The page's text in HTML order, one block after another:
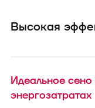
Высокая
Идеальное
энергозатратах